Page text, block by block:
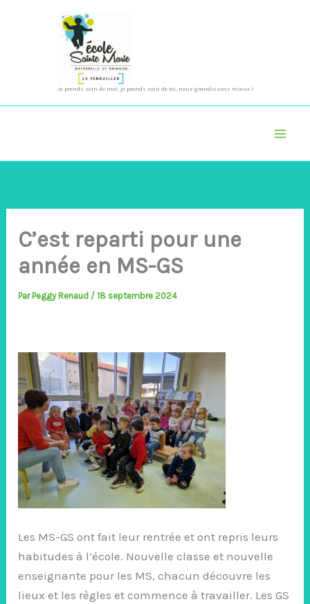
Je prends soin de moi, je prends soin de toi, nous grandissons mieux !
C’est reparti pour une
année en MS-GS
Par Peggy Renaud /18 septembre 2024
Les MS-GS ont fait leur rentrée et ont repris leurs
habitudes à l’école. Nouvelle classe et nouvelle
enseignante pour les MS, chacun découvre les
lieux et les règles et commence à travailler. Les GS